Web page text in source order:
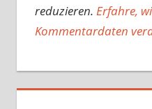
reduzieren. Erfahre,
Kommentardaten